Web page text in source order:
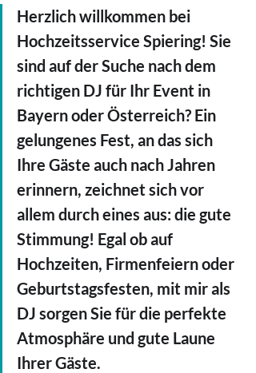
Herzlich willkommen bei
Hochzeitsservice Spiering! Sie
sind auf der Suche nach dem
richtigen DJ für Ihr Event in
Bayern oder Österreich? Ein
gelungenes Fest, an das sich
Ihre Gäste auch nach Jahren
erinnern, zeichnet sich vor
allem durch eines aus: die gute
Stimmung! Egal ob auf
Hochzeiten, Firmenfeiern oder
Geburtstagsfesten, mit mir als
DJ sorgen Sie für die perfekte
Atmosphäre und gute Laune
Ihrer Gäste.